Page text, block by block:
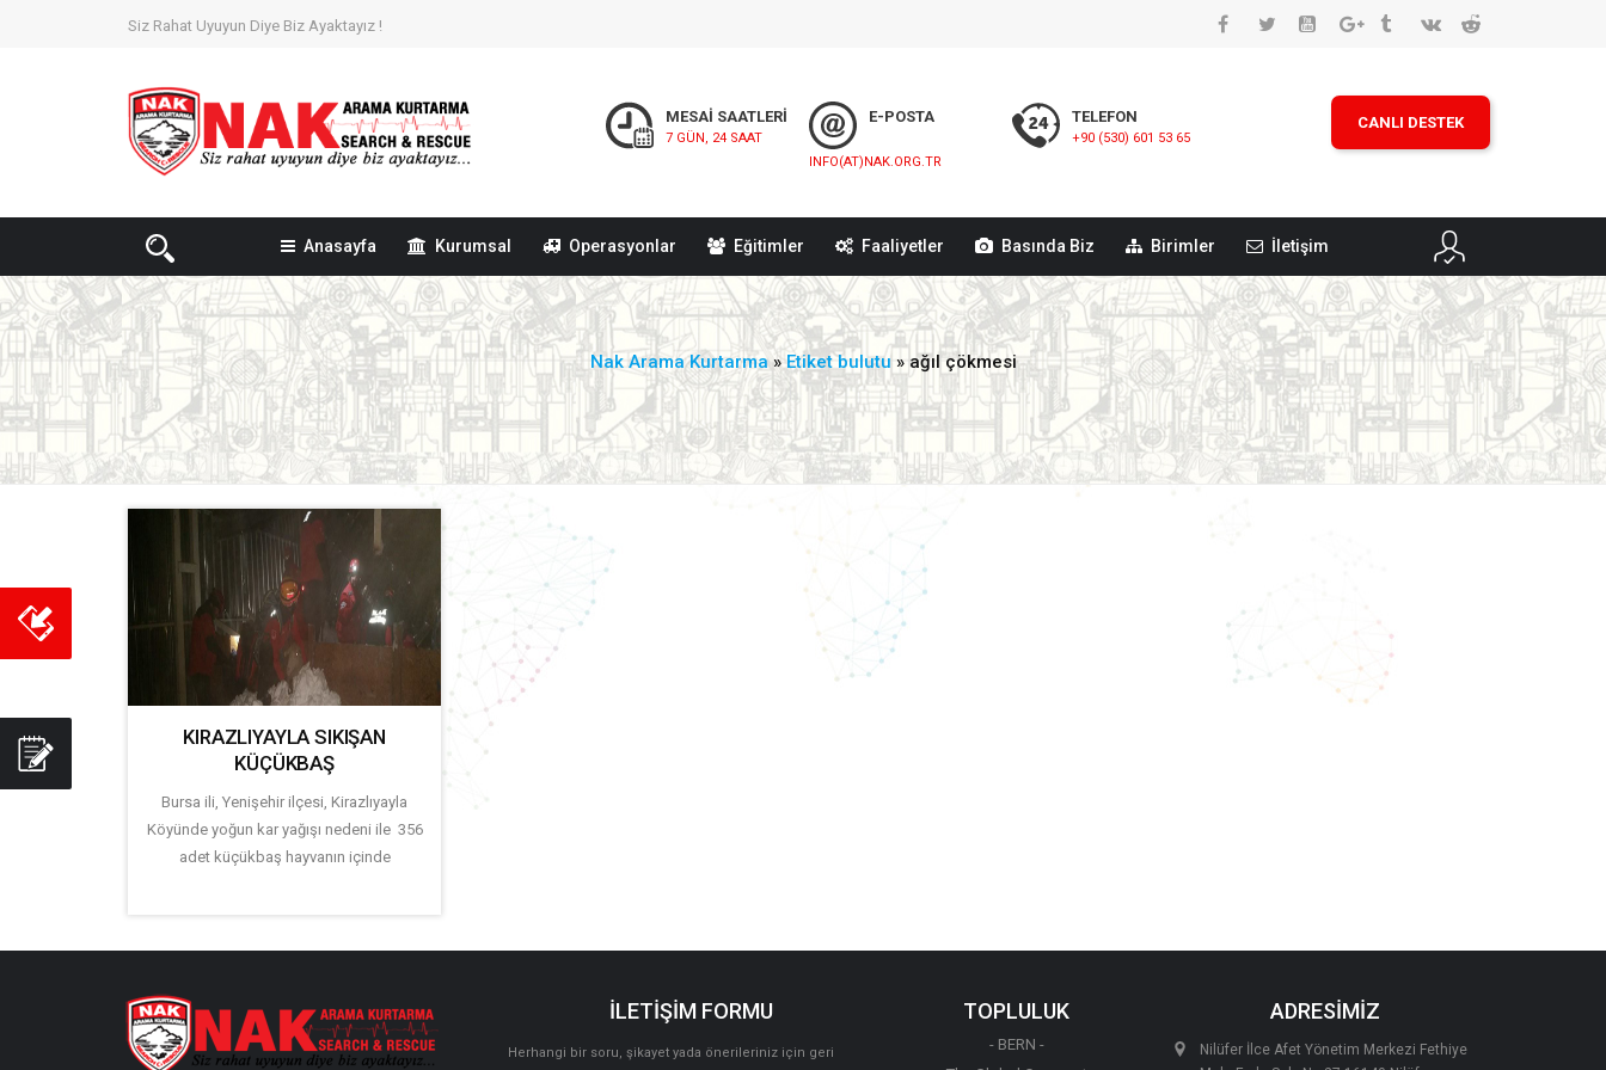
Siz Rahat Uyuyun Diye Biz Ayaktayız !
TELEFON
+90 (530) 601 53 65
E-POSTA
INFO(AT)NAK.ORG.TR
MESAİ SAATLERİ
7 GÜN, 24 SAAT
CANLI DESTEK
Anasayfa Kurumsal Operasyonlar Eğitimler Faaliyetler Basında Biz Birimler İletişim
Nak Arama Kurtarma»Etiket bulutu » ağıl çökmesi
KIRAZLIYAYLA SIKIŞAN
KÜÇÜKBAŞ
Bursa ili, Yenişehir ilçesi, Kirazlıyayla
Köyünde yoğun kar yağışı nedeni ile 356
adet küçükbaş hayvanın içinde
İLETİŞİM FORMU
Herhangi bir soru, şikayet yada önerileriniz için geri
TOPLULUK
- BERN -
ADRESİMİZ
Nilüfer İlce Afet Yönetim Merkezi Fethiye